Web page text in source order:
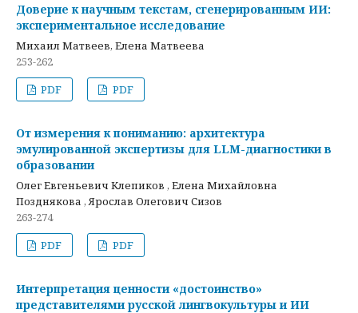
Доверие к научным текстам, сгенерированным ИИ:
экспериментальное исследование
Михаил Матвеев, Елена Матвеева
253-262
PDF
PDF
От измерения к пониманию: архитектура
эмулированной экспертизы для LLM-диагностики в
образовании
Олег Евгеньевич Клепиков , Елена Михайловна
Позднякова , Ярослав Олегович Сизов
263-274
PDF
PDF
Интерпретация ценности «достоинство»
представителями русской лингвокультуры и ИИ